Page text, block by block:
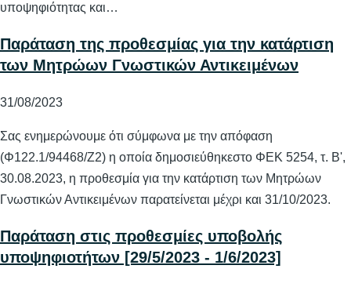
υποψηφιότητας και…
Παράταση της προθεσμίας για την κατάρτιση
των Μητρώων Γνωστικών Αντικειμένων
31/08/2023
Σας ενημερώνουμε ότι σύμφωνα με την απόφαση
(Φ122.1/94468/Ζ2) η οποία δημοσιεύθηκεστο ΦΕΚ 5254, τ. Β',
30.08.2023, η προθεσμία για την κατάρτιση των Μητρώων
Γνωστικών Αντικειμένων παρατείνεται μέχρι και 31/10/2023.
Παράταση στις προθεσμίες υποβολής
υποψηφιοτήτων [29/5/2023 - 1/6/2023]